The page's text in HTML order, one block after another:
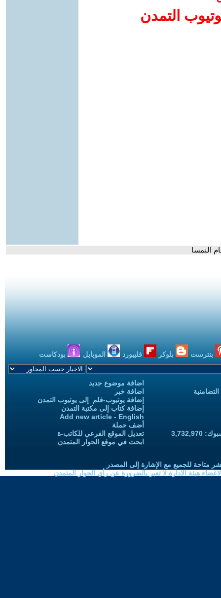
التمدن
النمسا
بنترست بلوكر فليبورد الموبايل بودكاست
اضافة موضوع جديد
اضافة خبر
إضافة يوتيوب-فلم إلى يوتيوب التمدن
إضافة كتاب إلى مكتبة التمدن
Add new article - English
أضف حملة
تعديل الموقع الفرعي للكاتب-ة
ابحث في موقع الحوار المتمدن
متاحة للجميع مع الإشارة إلى المصدر
هيئة الادارة لا تعبر بالضرورة عن رأي الحوار المتمدن